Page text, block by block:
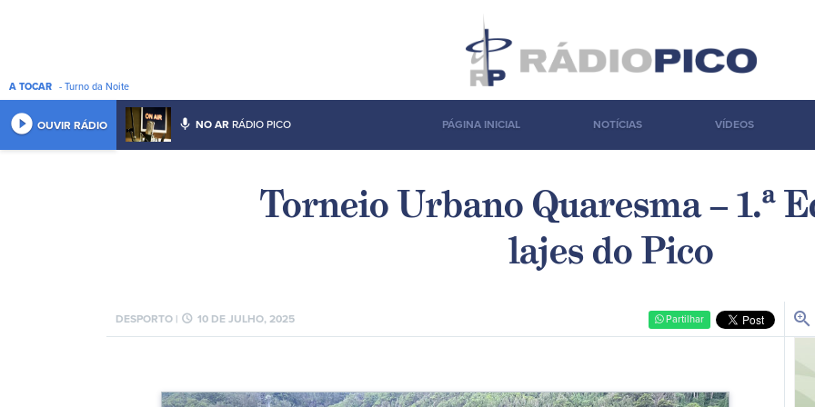
A TOCAR - Turno da Noite
play_circle_filled OUVIR RÁDIO mic NO AR RÁDIO PICO PÁGINA INICIAL NOTÍCIAS VÍDEOS
Torneio Urbano Quaresma – 1.ª
lajes do Pico
DESPORTO | schedule 10 DE JULHO, 2025 Partilhar zoom_in